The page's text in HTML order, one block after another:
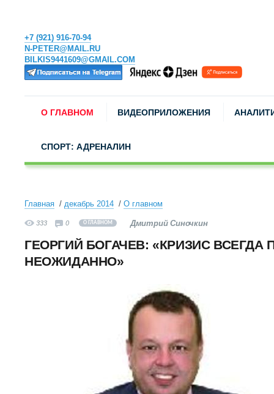
+7 (921) 916-70-94
N-PETER@MAIL.RU
BILKIS9441609@GMAIL.COM
О ГЛАВНОМ ВИДЕОПРИЛОЖЕНИЯ
СПОРТ: АДРЕНАЛИН
Главная декабрь 2014 О главном
333 0 О ГЛАВНОМ Дмитрий Синочкин
ГЕОРГИЙ БОГАЧЕВ: «КРИЗИС ВСЕГДА
НЕОЖИДАННО»